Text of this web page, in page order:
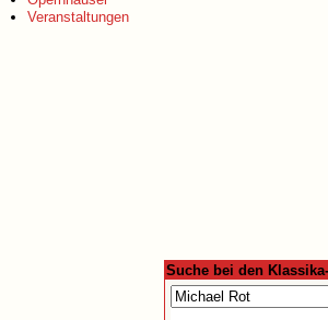
Veranstaltungen
Suche bei den